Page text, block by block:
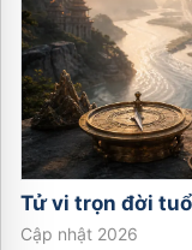
Tử vi trọn đời
Cập nhật 2026